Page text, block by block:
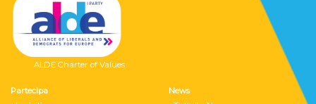
ALDE Charter of Values
Partecipa
News